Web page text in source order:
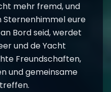
mehr fremd, und
eure
Bord seid, werdet
und de Yacht
Freundschaften,
und gemeinsame